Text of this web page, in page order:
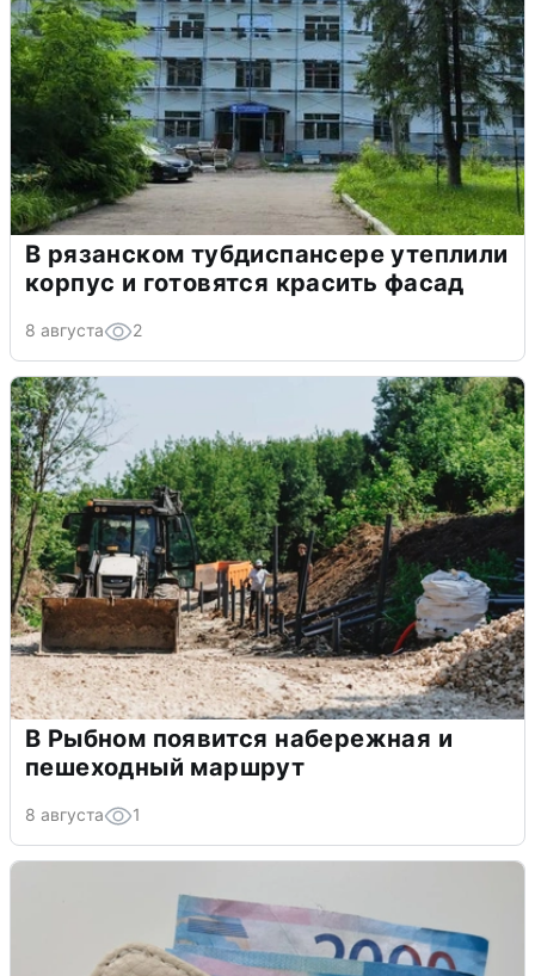
В рязанском тубдиспансере утеплили
корпус и готовятся красить фасад
8 августа 2
В Рыбном появится набережная и
пешеходный маршрут
8 августа 1